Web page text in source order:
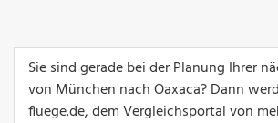
Sie sind gerade bei der Planung Ihrer
von München nach Oaxaca? Dann
fluege.de, dem Vergleichsportal von